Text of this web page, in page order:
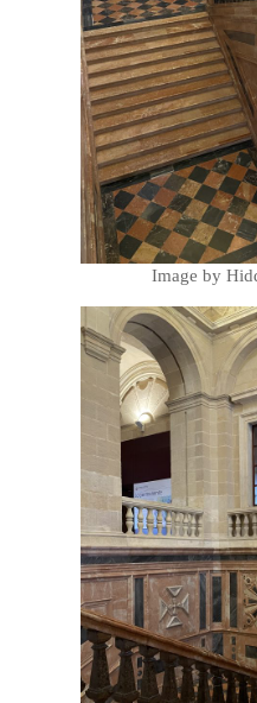
Image by